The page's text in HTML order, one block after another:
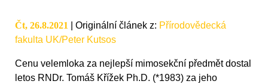
Čt, 26.8.2021 Originální článek z: Přírodovědecká
fakulta UK/Peter Kutsos
Cenu velemloka za nejlepší mimosekční předmět dostal
letos RNDr. Tomáš Křížek Ph.D. (*1983) za jeho